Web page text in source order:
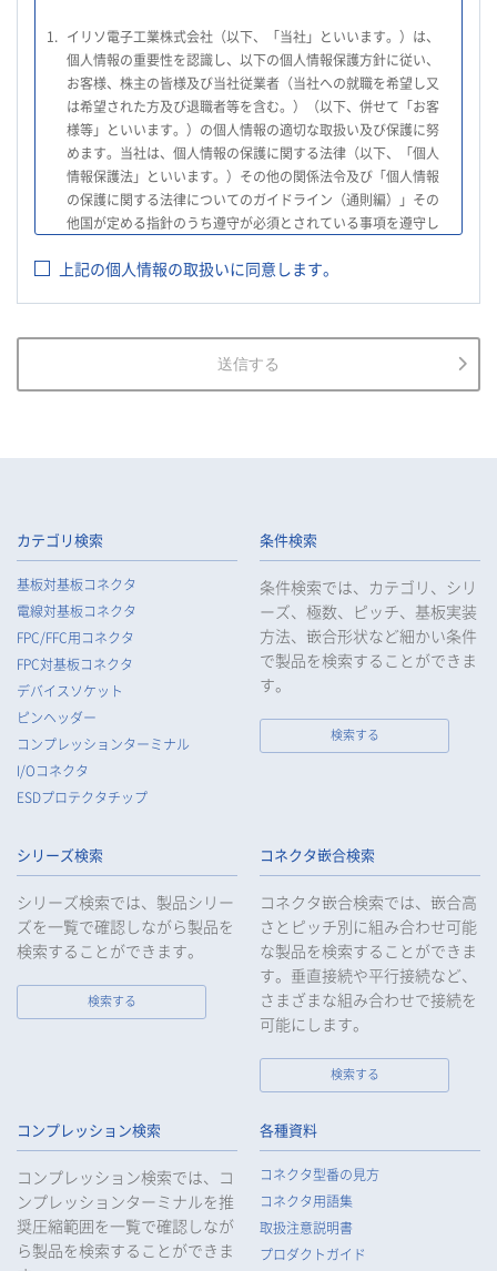
1. イリソ電子工業株式会社（以下、「当社」といいます。）は、
個人情報の重要性を認識し、以下の個人情報保護方針に従い、
お客様、株主の皆様及び当社従業者（当社への就職を希望し又
は希望された方及び退職者等を含む。）（以下、併せて「お客
様等」といいます。）の個人情報の適切な取扱い及び保護に努
めます。当社は、個人情報の保護に関する法律（以下、「個人
情報保護法」といいます。）その他の関係法令及び「個人情報
の保護に関する法律についてのガイドライン（通則編）」その
他国が定める指針のうち遵守が必須とされている事項を遵守し
2.
当社は、お客様等の個人情報を適正に取得し、法令で不要とさ
れている場合を除き、お客様等の個人情報の利用目的を通知又
当社は、お客様等の個人データについて、不正アクセス、漏え
い、滅失又は毀損等の防止に努め、個人データの管理のために
られるよう、必要かつ適切な監督を行います。
様等の個人データの安全管理が図られるよう必要かつ適切な監
督を行います。
当社は、法令で例外として定められている場合を除き、お客様
等の個人データをあらかじめ、ご本人の同意を得ることなく第
三者に提供することはいたしません。
当社は、法令で不要とされている場合を除き、第三者に個人デ
ータを提供したとき、又は受けたときは、法令で定められた確
認・記録義務を適正に履行いたします。
9. 当社は、個人情報の漏えい等の事故が発生した場合は、お客様
等の保護を最優先する考えのもと、被害を最小限にとどめるた
めに合理的な範囲で速やかに対応し、再発防止に向けた取り組
みを行います。
当社は、個人情報報保護のための管理体制および取り組みを継
続的に見直し、定期的に評価を実施し、その改善に努めてまい
ります。
個人情報の取得
当社は、当社サービスの提供にあたり、お客様等の氏名、住
所、電話番号、電子メールアドレス、勤務先情報（所属会社
名、所属部署名、役職、住所、電話（FAX）番号等）、性別、銀
行口座情報等の個人情報を取得します。当社は、適正に個人情
上記の個人情報の取扱いに同意します。
送信する
カテゴリ検索
基板対基板コネクタ
電線対基板コネクタ
FPC/FFC用コネクタ
FPC対基板コネクタ
デバイスソケット
ピンヘッダー
コンプレッションターミナル
I/Oコネクタ
ESDプロテクタチップ
条件検索
条件検索では、カテゴリ、シリ
ーズ、極数、ピッチ、基板実装
方法、嵌合形状など細かい条件
で製品を検索することができま
す。
検索する
シリーズ検索
シリーズ検索では、製品シリー
ズを一覧で確認しながら製品を
検索することができます。
検索する
コネクタ嵌合検索
コネクタ嵌合検索では、嵌合高
さとピッチ別に組み合わせ可能
な製品を検索することができま
す。垂直接続や平行接続など、
さまざまな組み合わせで接続を
可能にします。
検索する
コンプレッション検索
コンプレッション検索では、コ
ンプレッションターミナルを推
奨圧縮範囲を一覧で確認しなが
ら製品を検索することができま
各種資料
コネクタ型番の見方
コネクタ用語集
取扱注意説明書
プロダクトガイド